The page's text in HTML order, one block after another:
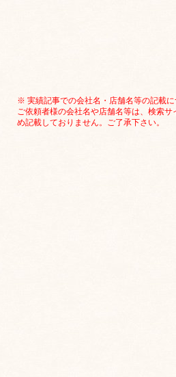
※ 実績記事での会社名・店舗名等の記載に
ご依頼者様の会社名や店舗名等は、検索
め記載しておりません。ご了承下さい。